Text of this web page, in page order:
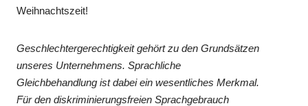
Weihnachtszeit!
Geschlechtergerechtigkeit gehört zu den Grundsätzen
unseres Unternehmens. Sprachliche
Gleichbehandlung ist dabei ein wesentliches Merkmal.
Für den diskriminierungsfreien Sprachgebrauch